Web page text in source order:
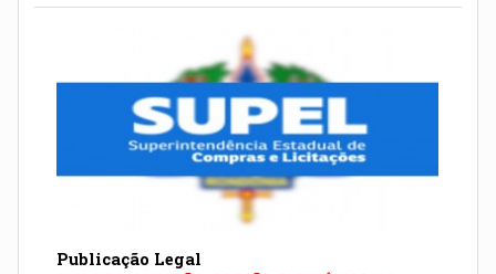
Publicação Legal